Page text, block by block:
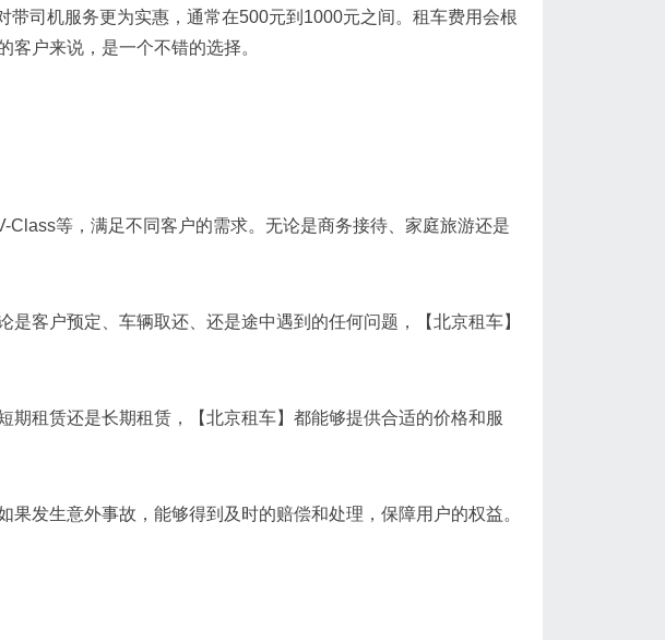
司机服务更为实惠，通常在500元到1000元之间。租车费用会根
户来说，是一个不错的选择。
Class等，满足不同客户的需求。无论是商务接待、家庭旅游还是
客户预定、车辆取还、还是途中遇到的任何问题，【北京租车】
期租赁还是长期租赁，【北京租车】都能够提供合适的价格和服
发生意外事故，能够得到及时的赔偿和处理，保障用户的权益。